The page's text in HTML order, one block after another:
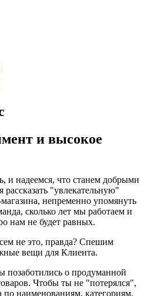
и высокое
и надеемся, что станем добрыми
рассказать "увлекательную"
непременно упомянуть
сколько лет мы работаем и
нам не будет равных.
не это, правда? Спешим
вещи для Клиента.
позаботились о продуманной
Чтобы ты не "потерялся",
по наименованиям, категориям,